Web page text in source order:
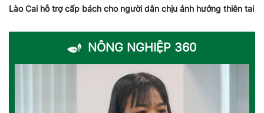
Lào Cai hỗ trợ cấp bách cho người dân chịu ảnh hưởng thiên tai
NÔNG NGHIỆP 360